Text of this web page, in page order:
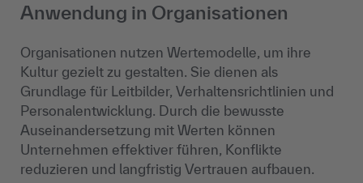
Anwendung in Organisationen
Organisationen nutzen Wertemodelle, um ihre
Kultur gezielt zu gestalten. Sie dienen als
Grundlage für Leitbilder, Verhaltensrichtlinien und
Personalentwicklung. Durch die bewusste
Auseinandersetzung mit Werten können
Unternehmen effektiver führen, Konflikte
reduzieren und langfristig Vertrauen aufbauen.